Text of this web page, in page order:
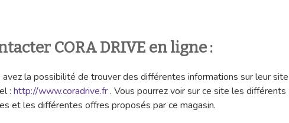
CORA DRIVE en ligne :
avez la possibilité de trouver des différentes informations sur leur site
: http://www.coradrive.fr. Vous pourrez voir sur ce site les différents
et les différentes offres proposés par ce magasin.